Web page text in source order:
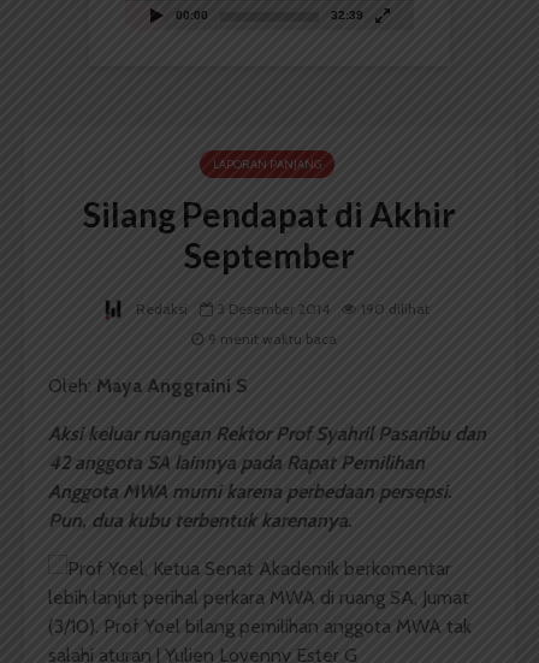
00:00 32:39
LAPORAN PANJANG
Silang Pendapat di Akhir
September
Redaksi 3 Desember 2014
190 dilihat
9 menit waktu baca
Oleh: Maya Anggraini S
Aksikeluar ruangan Rektor Prof Syahril Pasaribu dan
42 anggota SA lainnya pada Rapat Pemilihan
Anggota MWA murni karena perbedaan persepsi.
Pun, dua kubu terbentuk karenanya.